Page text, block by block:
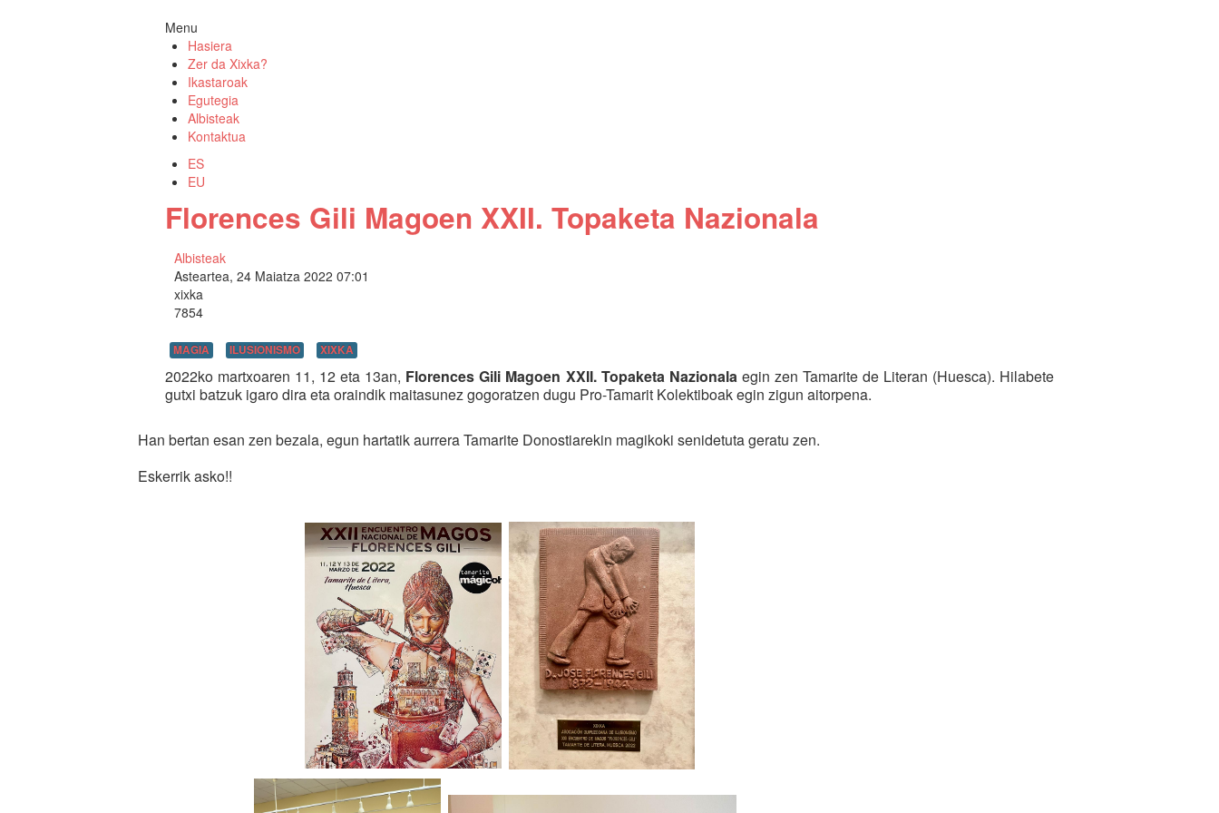
Menu
Hasiera
Zer da Xixka?
Ikastaroak
Egutegia
Albisteak
Kontaktua
ES
EU
Florences Gili Magoen XXII. Topaketa Nazionala
Albisteak
Asteartea, 24 Maiatza 2022 07:01
xixka
7854
MAGIA ILUSIONISMO XIXKA
2022ko martxoaren 11, 12 eta 13an, Florences Gili Magoen XXII. Topaketa Nazionalaegin zen Tamarite de Literan (Huesca). Hilabete
gutxi batzuk igaro dira eta oraindik maitasunez gogoratzen dugu Pro-Tamarit Kolektiboak egin zigun aitorpena.
Han bertan esan zen bezala, egun hartatik aurrera Tamarite Donostiarekin magikoki senidetuta geratu zen.
Eskerrik asko!!